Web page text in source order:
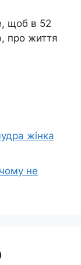
щоб в 52
про життя
жінка
не